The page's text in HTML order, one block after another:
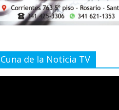
Cuna de la Noticia TV